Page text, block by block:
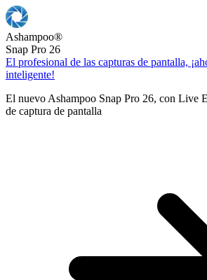
Ashampoo®
Snap Pro 26
El profesional de las capturas de pantalla,
inteligente!
El nuevo Ashampoo Snap Pro 26, con Live
de captura de pantalla